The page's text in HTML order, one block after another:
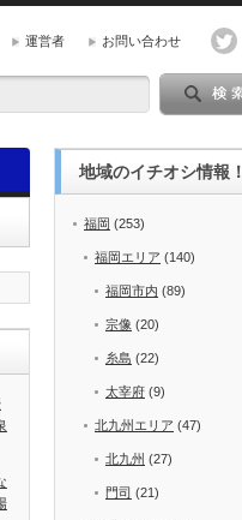
運営者 お問い合わせ
地域のイチオシ情報！
福岡 (253)
福岡エリア (140)
福岡市内 (89)
宗像 (20)
糸島 (22)
太宰府 (9)
北九州エリア (47)
北九州 (27)
門司 (21)